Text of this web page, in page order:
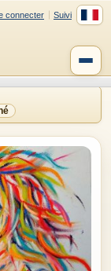
connecter Suivi